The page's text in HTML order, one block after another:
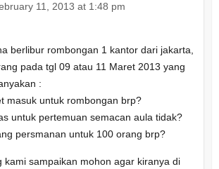
11, 2013 at 1:48 pm
berlibur rombongan 1 kantor dari jakarta,
pada tgl 09 atau 11 Maret 2013 yang
:
masuk untuk rombongan brp?
untuk pertemuan semacan aula tidak?
persmanan untuk 100 orang brp?
kami sampaikan mohon agar kiranya di